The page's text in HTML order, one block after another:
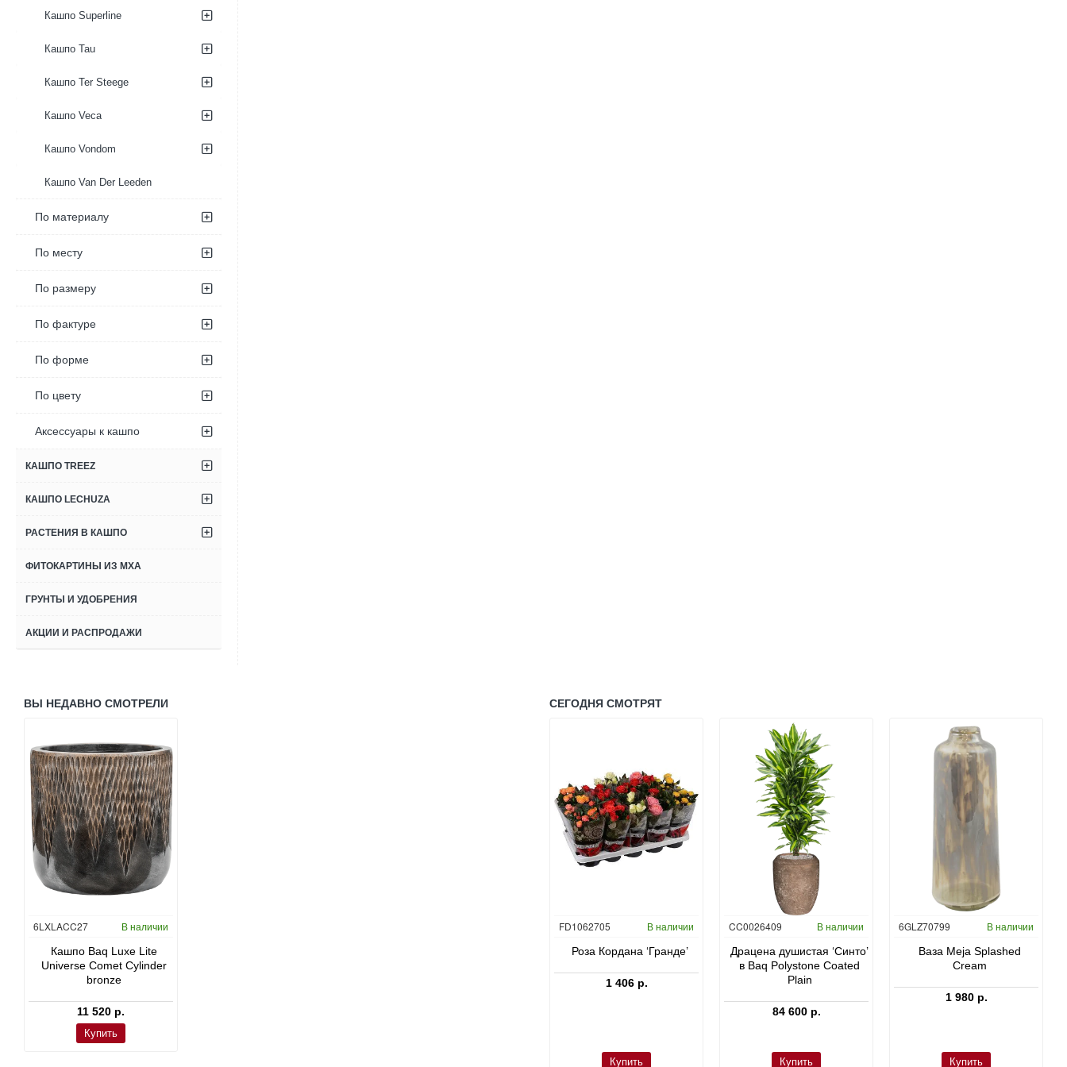
Кашпо Superline
Кашпо Tau
Кашпо Ter Steege
Кашпо Veca
Кашпо Vondom
Кашпо Van Der Leeden
По материалу
По месту
По размеру
По фактуре
По форме
По цвету
Аксессуары к кашпо
КАШПО TREEZ
КАШПО LECHUZA
РАСТЕНИЯ В КАШПО
ФИТОКАРТИНЫ ИЗ МХА
ГРУНТЫ И УДОБРЕНИЯ
АКЦИИ И РАСПРОДАЖИ
ВЫ НЕДАВНО СМОТРЕЛИ
6LXLACC27 В наличии
Кашпо Baq Luxe Lite
Universe Comet Cylinder
bronze
11 520 р.
Купить
СЕГОДНЯ СМОТРЯТ
CC0039051 В наличии
Плеомела (Драцена)
‘Анита’ в Rough
FD1062705 В наличии
Роза Кордана ‘Гранде’
1 406 р.
Купить
CC0026409 В наличии
Драцена душистая ‘Синто’
в Baq Polystone Coated
Plain
84 600 р.
Купить
6GLZ70799 В наличии
Ваза Meja Splashed
Cream
1 980 р.
Купить